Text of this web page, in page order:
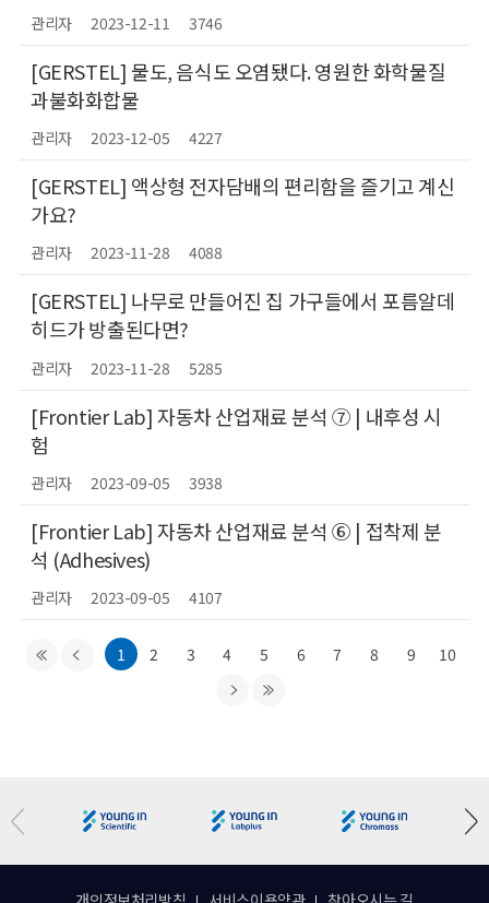
관리자 2023-12-11 3746
[GERSTEL] 물도, 음식도 오염됐다. 영원한 화학물질
과불화화합물
관리자 2023-12-05 4227
[GERSTEL] 액상형 전자담배의 편리함을 즐기고 계신
가요?
관리자 2023-11-28 4088
[GERSTEL] 나무로 만들어진 집 가구들에서 포름알데
히드가 방출된다면?
관리자 2023-11-28 5285
[Frontier Lab] 자동차 산업재료 분석 ⑦ | 내후성 시
험
관리자 2023-09-05 3938
[Frontier Lab] 자동차 산업재료 분석 ⑥ | 접착제 분
석 (Adhesives)
관리자 2023-09-05 4107
1 2 3 4 5 6 7 8 9 10